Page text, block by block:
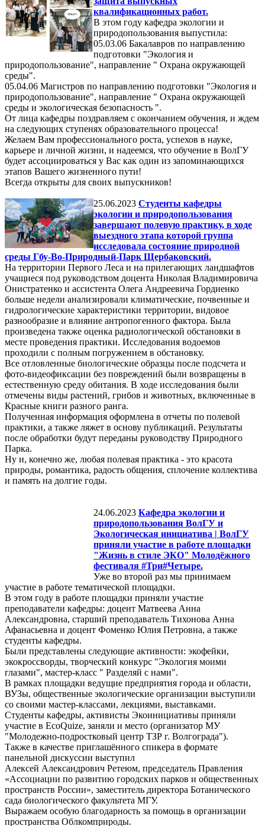
квалификационных работ.
В этом году кафедра экологии и
природопользования выпустила:
05.03.06 Бакалавров по направлению
подготовки "Экология и
природопользование", направление " Охрана окружающей
среды".
05.04.06 Магистров по направлению подготовки "Экология и
природопользование", направление " Охрана окружающей
среды и экологическая безопасность ".
От лица кафедры поздравляем с окончанием обучения, и ждем
на следующих ступенях образовательного процесса!
Желаем Вам профессионального роста, успехов в науке,
карьере и личной жизни, и надеемся, что обучение в ВолГУ
будет ассоциироваться у Вас как один из запоминающихся
этапов Вашего жизненного пути!
Всегда открыты для своих выпускников!
25.06.2023 Студенты кафедры
экологии и природопользования
завершают полевую практику, в ходе
выездного этапа которой группа
исследовала состояние природной
среды Гбу-Во-Природный-Парк Щербаковский.
На территории Первого Леса и на прилегающих ландшафтов
учащиеся под руководством доцента Николая Владимировича
Онистратенко и ассистента Олега Андреевича Гордиенко
больше недели анализировали климатические, почвенные и
гидрологические характеристики территории, видовое
разнообразие и влияние антропогенного фактора. Была
произведена также оценка радиологической обстановки в
месте проведения практики. Исследования водоемов
проходили с полным погружением в обстановку.
Все отловленные биологические образцы после подсчета и
фото-видеофиксации без повреждений были возвращены в
естественную среду обитания. В ходе исследования были
отмечены виды растений, грибов и животных, включенные в
Красные книги разного ранга.
Полученная информация оформлена в отчеты по полевой
практики, а также ляжет в основу публикаций. Результаты
после обработки будут переданы руководству Природного
Парка.
Ну и, конечно же, любая полевая практика - это красота
природы, романтика, радость общения, сплочение коллектива
и память на долгие годы.
24.06.2023 Кафедра экологии и
природопользования ВолГУ и
Экологическая инициатива | ВолГУ
приняли участие в работе площадки
"Жизнь в стиле ЭКО" Молодёжного
фестиваля #Три#Четыре.
Уже во второй раз мы принимаем
участие в работе тематической площадки.
В этом году в работе площадки приняли участие
преподаватели кафедры: доцент Матвеева Анна
Александровна, старший преподаватель Тихонова Анна
Афанасьевна и доцент Фоменко Юлия Петровна, а также
студенты кафедры.
Были представлены следующие активности: экофейки,
экокроссворды, творческий конкурс "Экология моими
глазами", мастер-класс " Разделяй с нами".
В рамках площадки ведущие предприятия города и области,
ВУЗы, общественные экологические организации выступили
со своими мастер-классами, лекциями, выставками.
Студенты кафедры, активисты Экоинициативы приняли
участие в EcoQuizе, заняли и место (организатор МУ
"Молодежно-подростковый центр ТЗР г. Волгограда").
Также в качестве приглашённого спикера в формате
панельной дискуссии выступил
Алексей Александрович Ретеюм, председатель Правления
«Ассоциации по развитию городских парков и общественных
пространств России», заместитель директора Ботанического
сада биологического факультета МГУ.
Выражаем особую благодарность за помощь в организации
пространства Облкомприроды.